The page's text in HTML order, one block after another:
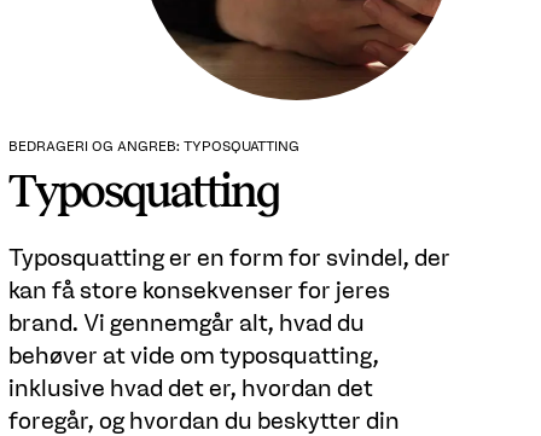
BEDRAGERI OG ANGREB: TYPOSQUATTING
Typosquatting
Typosquatting er en form for svindel, der
kan få store konsekvenser for jeres
brand. Vi gennemgår alt, hvad du
behøver at vide om typosquatting,
inklusive hvad det er, hvordan det
foregår, og hvordan du beskytter din